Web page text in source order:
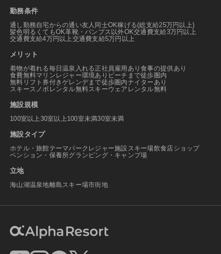
勤務条件
通し勤務自宅からの通い友人同士OK稼げる(総支給25万円以上)
髪色明るくてもOK革靴・パンプス以外OK交通費支給3万円以上
交通費支給4万円以上交通費支給5万円以上
メリット
着物が着れる毎日温泉入れる正社員雇用あり食事の提供あり
食費無料マリンレジャー環境あり ビーチまで徒歩圏内
無料リフト券付きゲレンデまで徒歩圏内ナイターあり
スキースノボレンタル無料スキーウェアレンタル無料
施設規模
100室以上30室以上100室未満30室未満
施設タイプ
ホテル・旅館テーマパーク レジャー施設 スキー場飲食店ショップ
ペンション・保養所グランピング・キャンプ場
立地
海山湖温泉地離島スキー場市街地